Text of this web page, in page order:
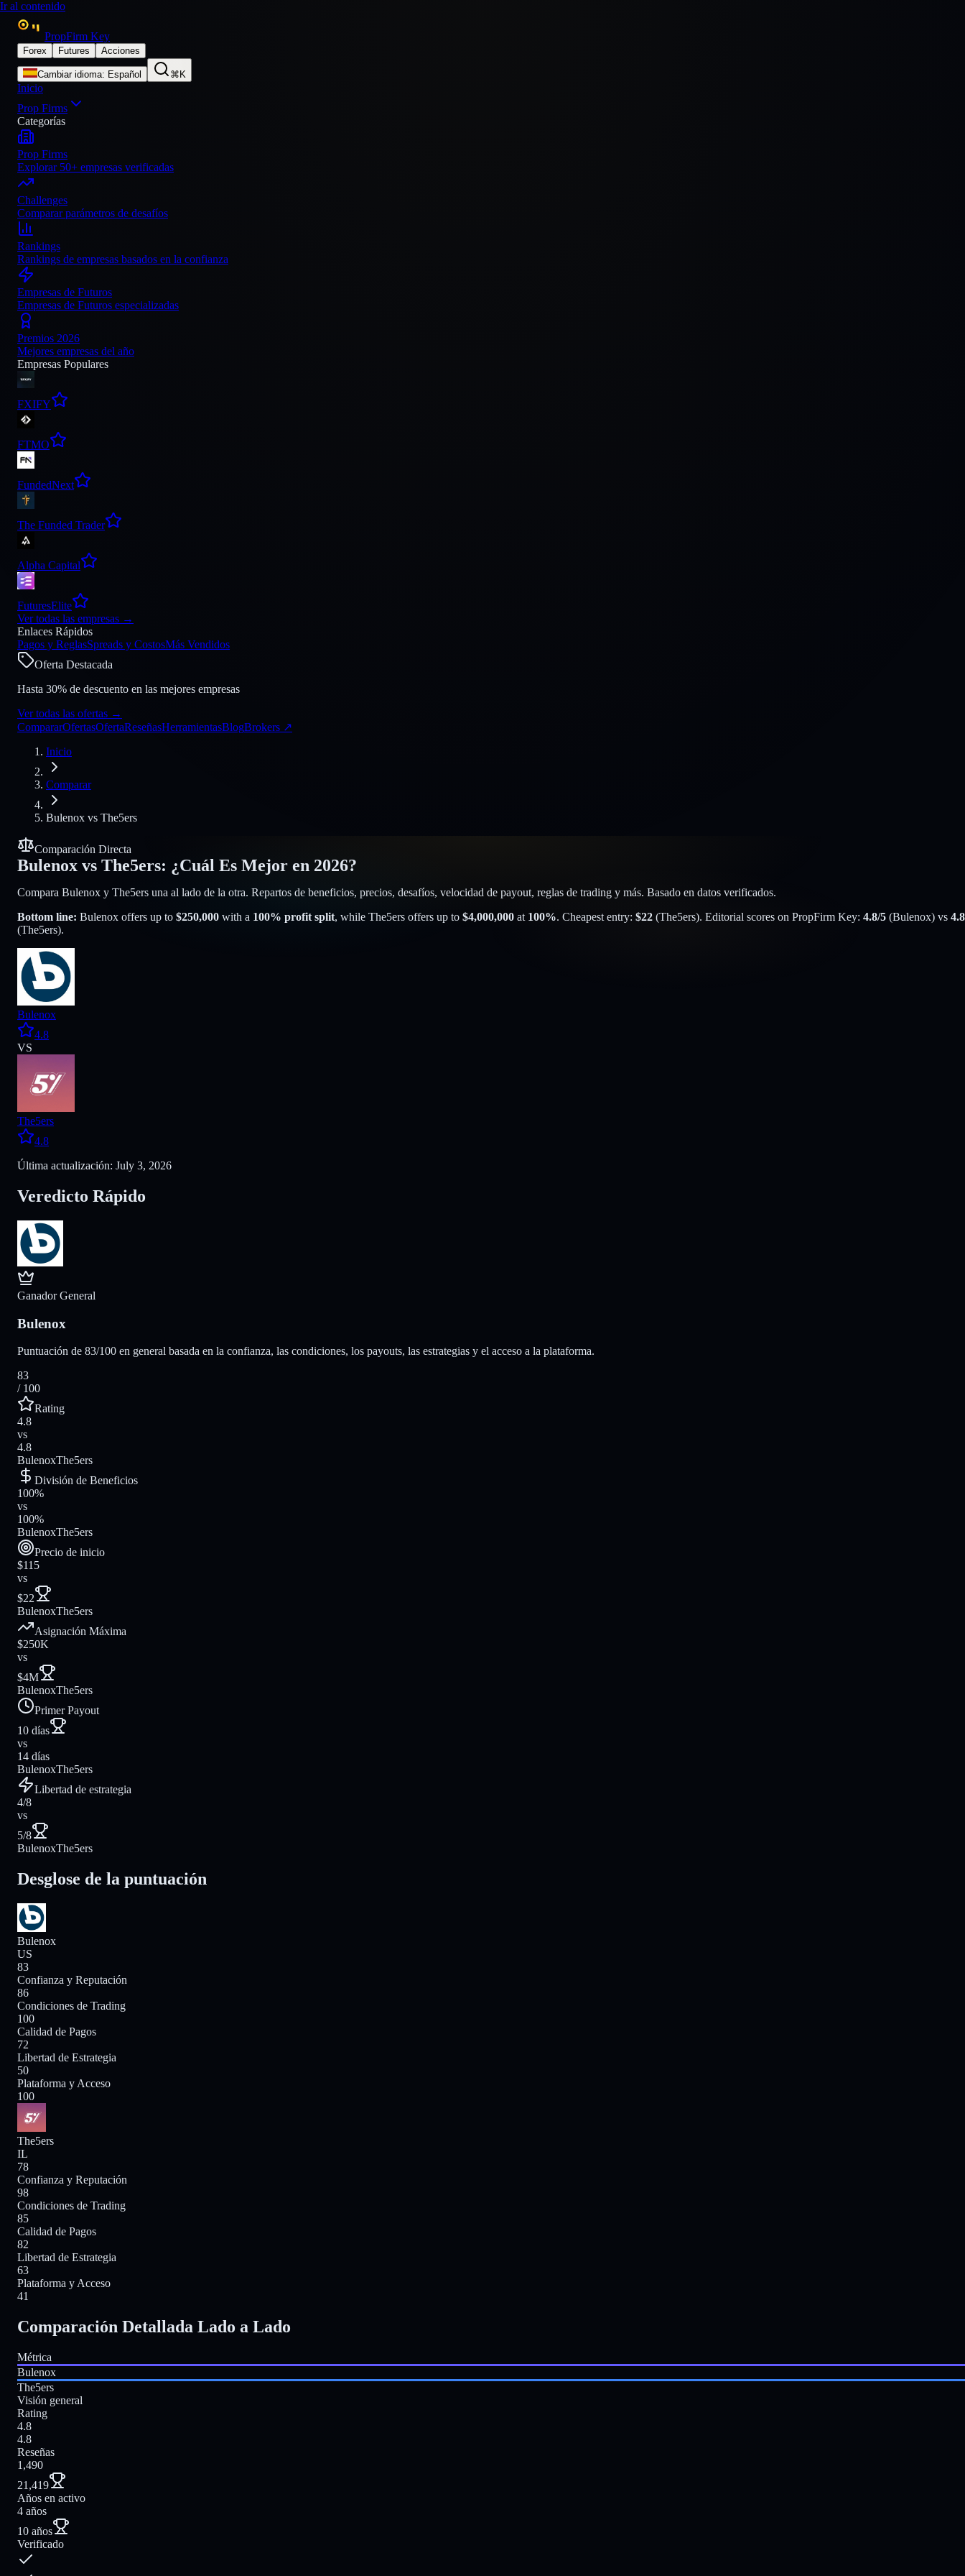
Ir al contenido
PropFirm Key
Forex Futures Acciones
Cambiar idioma: Español ⌘K
Inicio
Prop Firms
Categorías
Prop Firms
Explorar 50+ empresas verificadas
Challenges
Comparar parámetros de desafíos
Rankings
Rankings de empresas basados en la confianza
Empresas de Futuros
Empresas de Futuros especializadas
Premios 2026
Mejores empresas del año
Empresas Populares
FXIFY
FTMO
FundedNext
The Funded Trader
Alpha Capital
FuturesElite
Ver todas las empresas →
Enlaces Rápidos
Pagos y ReglasSpreads y CostosMás Vendidos
Oferta Destacada
Hasta 30% de descuento en las mejores empresas
Ver todas las ofertas →
CompararOfertasOfertaReseñasHerramientasBlogBrokers ↗
Inicio
Comparar
Bulenox vs The5ers
Comparación Directa
Bulenox vs The5ers: ¿Cuál Es Mejor en 2026?
Compara Bulenox y The5ers una al lado de la otra. Repartos de beneficios, precios, desafíos, velocidad de payout, reglas de trading y más. Basado en datos verificados.
Bottom line: Bulenox offers up to $250,000 with a 100% profit split, while The5ers offers up to $4,000,000 at 100%. Cheapest entry: $22 (The5ers). Editorial scores on PropFirm Key: 4.8/5 (Bulenox) vs 4.8
(The5ers).
Bulenox
4.8
VS
The5ers
4.8
Última actualización: July 3, 2026
Veredicto Rápido
Ganador General
Bulenox
Puntuación de 83/100 en general basada en la confianza, las condiciones, los payouts, las estrategias y el acceso a la plataforma.
83
/ 100
Rating
4.8
vs
4.8
BulenoxThe5ers
División de Beneficios
100%
vs
100%
BulenoxThe5ers
Precio de inicio
$115
vs
$22
BulenoxThe5ers
Asignación Máxima
$250K
vs
$4M
BulenoxThe5ers
Primer Payout
10 días
vs
14 días
BulenoxThe5ers
Libertad de estrategia
4/8
vs
5/8
BulenoxThe5ers
Desglose de la puntuación
Bulenox
US
83
Confianza y Reputación
86
Condiciones de Trading
100
Calidad de Pagos
72
Libertad de Estrategia
50
Plataforma y Acceso
100
The5ers
IL
78
Confianza y Reputación
98
Condiciones de Trading
85
Calidad de Pagos
82
Libertad de Estrategia
63
Plataforma y Acceso
41
Comparación Detallada Lado a Lado
Métrica
Bulenox
The5ers
Visión general
Rating
4.8
4.8
Reseñas
1,490
21,419
Años en activo
4 años
10 años
Verificado